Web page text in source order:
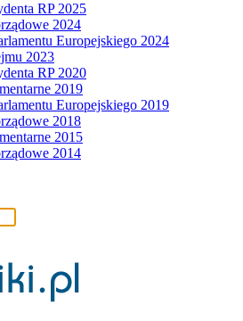
RP 2025
2024
Europejskiego 2024
2023
RP 2020
2019
Europejskiego 2019
2018
2015
2014